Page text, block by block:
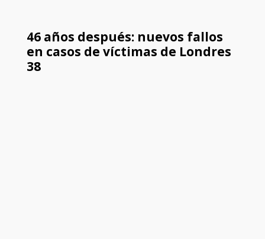
46 años después: nuevos fallos
en casos de víctimas de Londres
38